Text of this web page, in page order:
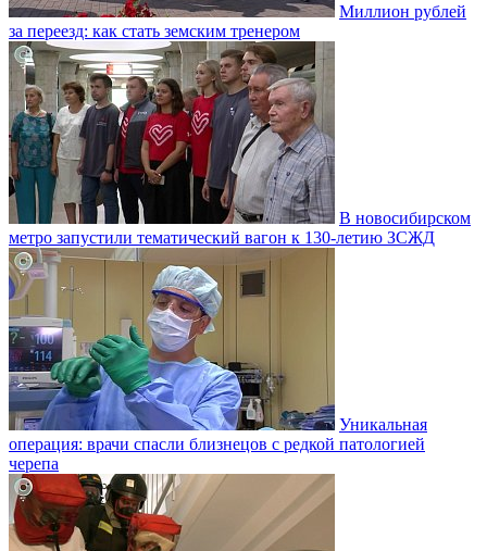
Миллион рублей
за переезд: как стать земским тренером
В новосибирском
метро запустили тематический вагон к 130-летию ЗСЖД
Уникальная
операция: врачи спасли близнецов с редкой патологией
черепа